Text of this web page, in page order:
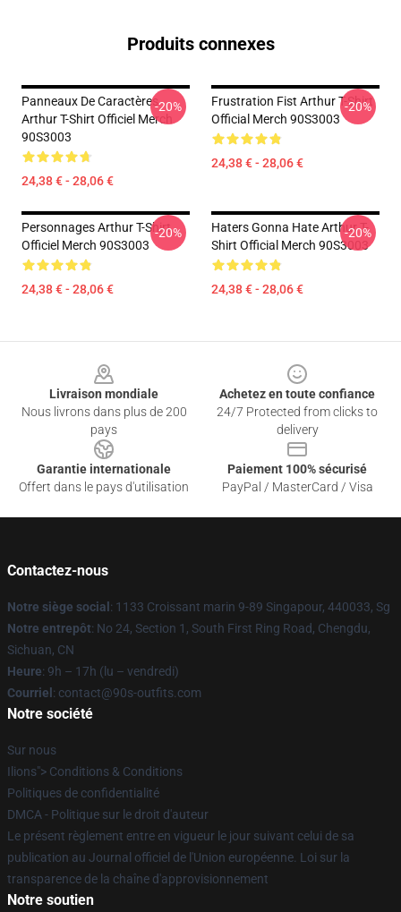
Produits connexes
Panneaux De Caractères
Arthur T-Shirt Officiel Merch
90S3003
24,38 € - 28,06 €
-20%
Frustration Fist Arthur T-Shirt
Official Merch 90S3003
24,38 € - 28,06 €
-20%
Personnages Arthur T-Shirt
Officiel Merch 90S3003
24,38 € - 28,06 €
-20%
Haters Gonna Hate Arthur T-
Shirt Official Merch 90S3003
24,38 € - 28,06 €
-20%
Livraison mondiale
Nous livrons dans plus de 200
pays
Achetez en toute confiance
24/7 Protected from clicks to
delivery
Garantie internationale
Offert dans le pays d'utilisation
Paiement 100% sécurisé
PayPal / MasterCard / Visa
Contactez-nous
Notre siège social : 1133 Croissant marin 9-89 Singapour, 440033, Sg
Notre entrepôt: No 24, Section 1, South First Ring Road, Chengdu,
Sichuan, CN
Heure: 9h – 17h (lu – vendredi)
Courriel : contact@90s-outfits.com
Notre société
Sur nous
Ilions"> Conditions & Conditions
Politiques de confidentialité
DMCA - Politique sur le droit d'auteur
Le présent règlement entre en vigueur le jour suivant celui de sa
publication au Journal officiel de l'Union européenne. Loi sur la
transparence de la chaîne d'approvisionnement
Notre soutien